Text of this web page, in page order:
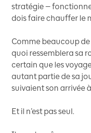
stratégie —
dois faire chauffer le
Comme beaucoup de
quoi ressemblera sa
certain que les
autant partie de sa
suivaient son arrivée
Et il n’est pas seul.